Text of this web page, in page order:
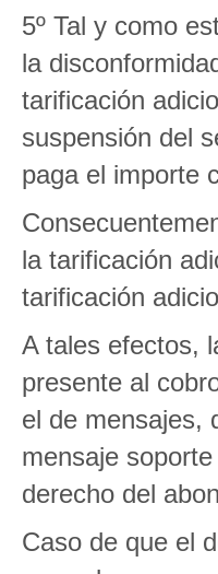
5º Tal y como
la
tarificación
suspensión del
paga el importe
la tarificación
tarificación
A tales efectos,
presente al
el de mensajes,
mensaje
derecho del
Caso de que el